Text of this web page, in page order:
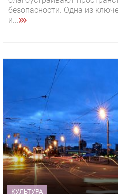
безопасности. Одна из
и...
КУЛЬТУРА